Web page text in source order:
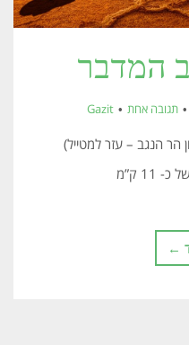
המדבר
תגובה אחת Gazit
הנגב – עזר למטייל)
ק”מ
←